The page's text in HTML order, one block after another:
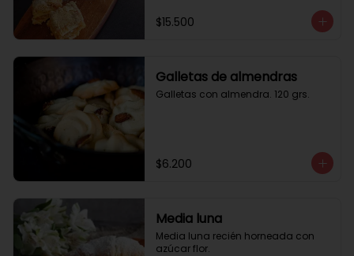
$15.500
Galletas de almendras
Galletas con almendra. 120 grs.
$6.200
Media luna
Media luna recién horneada con
azúcar flor.